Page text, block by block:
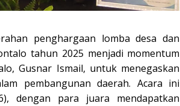
penghargaan lomba desa dan
tahun 2025 menjadi momentum
Gusnar Ismail, untuk menegaskan
pembangunan daerah. Acara ini
dengan para juara mendapatkan